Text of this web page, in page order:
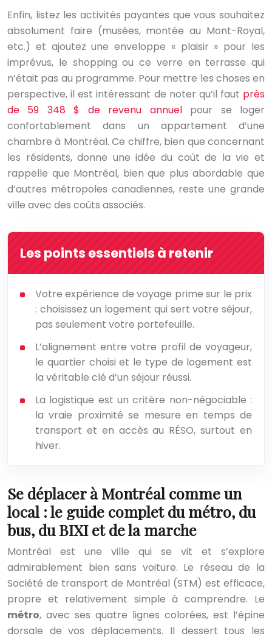
Enfin, listez les activités payantes que vous souhaitez
absolument faire (musées, montée au Mont-Royal,
etc.) et ajoutez une enveloppe « plaisir » pour les
imprévus, le shopping ou ce verre en terrasse qui
n’était pas au programme. Pour mettre les choses en
perspective, il est intéressant de noter qu’il faut près
de 59 348 $ de revenu annuelpour se loger
confortablement dans un appartement d’une
chambre à Montréal. Ce chiffre, bien que concernant
les résidents, donne une idée du coût de la vie et
rappelle que Montréal, bien que plus abordable que
d’autres métropoles canadiennes, reste une grande
ville avec des coûts associés.
Les points essentiels à retenir
Votre expérience de voyage prime sur le prix
: choisissez un logement qui sert votre séjour,
pas seulement votre portefeuille.
L’alignement entre votre profil de voyageur,
le quartier choisi et le type de logement est
la véritable clé d’un séjour réussi.
La logistique est un critère non-négociable :
la vraie proximité se mesure en temps de
transport et en accès au RÉSO, surtout en
hiver.
Se déplacer à Montréal comme un
local : le guide complet du métro, du
bus, du BIXI et de la marche
Montréal est une ville qui se vit et s’explore
admirablement bien sans voiture. Le réseau de la
Société de transport de Montréal (STM) est efficace,
propre et relativement simple à comprendre. Le
métro, avec ses quatre lignes colorées, est l’épine
dorsale de vos déplacements. Il dessert tous les